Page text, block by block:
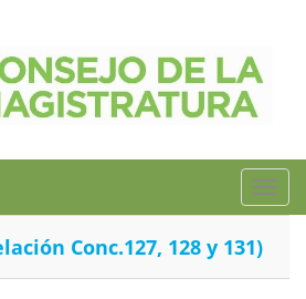
Conc.127, 128 y 131)